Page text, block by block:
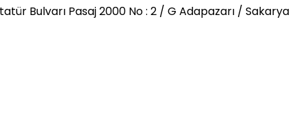
Bulvarı Pasaj 2000 No : 2 / G Adapazarı / Sakarya